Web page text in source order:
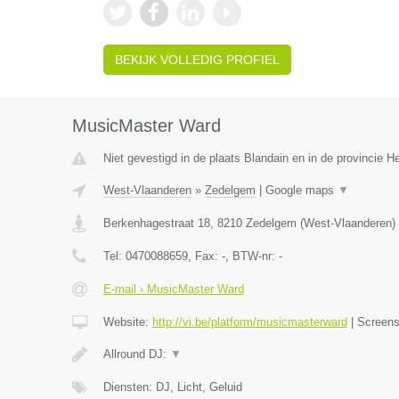
BEKIJK VOLLEDIG PROFIEL
MusicMaster Ward
Niet gevestigd in de plaats Blandain en in de provincie
West-Vlaanderen» Zedelgem Google maps ▼
Berkenhagestraat 18, 8210 Zedelgem (West-Vlaanderen)
Tel: 0470088659, Fax: -, BTW-nr: -
E-mail › MusicMaster Ward
Website: http://vi.be/platform/musicmasterward
Allround DJ: ▼
Diensten: DJ, Licht, Geluid